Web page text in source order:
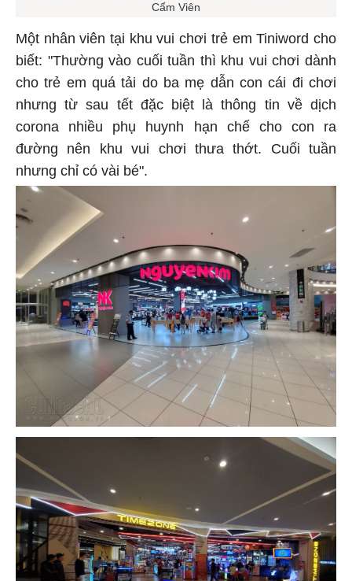
Cẩm Viên
Một nhân viên tại khu vui chơi trẻ em Tiniword cho
biết: "Thường vào cuối tuần thì khu vui chơi dành
cho trẻ em quá tải do ba mẹ dẫn con cái đi chơi
nhưng từ sau tết đặc biệt là thông tin về dịch
corona nhiều phụ huynh hạn chế cho con ra
đường nên khu vui chơi thưa thớt. Cuối tuần
nhưng chỉ có vài bé".